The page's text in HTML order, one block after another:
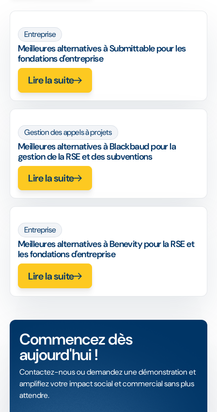
Entreprise
Meilleures alternatives à Submittable pour les
fondations d'entreprise
Lire la suite
Gestion des appels à projets
Meilleures alternatives à Blackbaud pour la
gestion de la RSE et des subventions
Lire la suite
Entreprise
Meilleures alternatives à Benevity pour la RSE et
les fondations d'entreprise
Lire la suite
Commencez dès
aujourd'hui !
Contactez-nous ou demandez une démonstration et
amplifiez votre impact social et commercial sans plus
attendre.